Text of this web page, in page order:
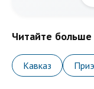
Читайте больше
Кавказ